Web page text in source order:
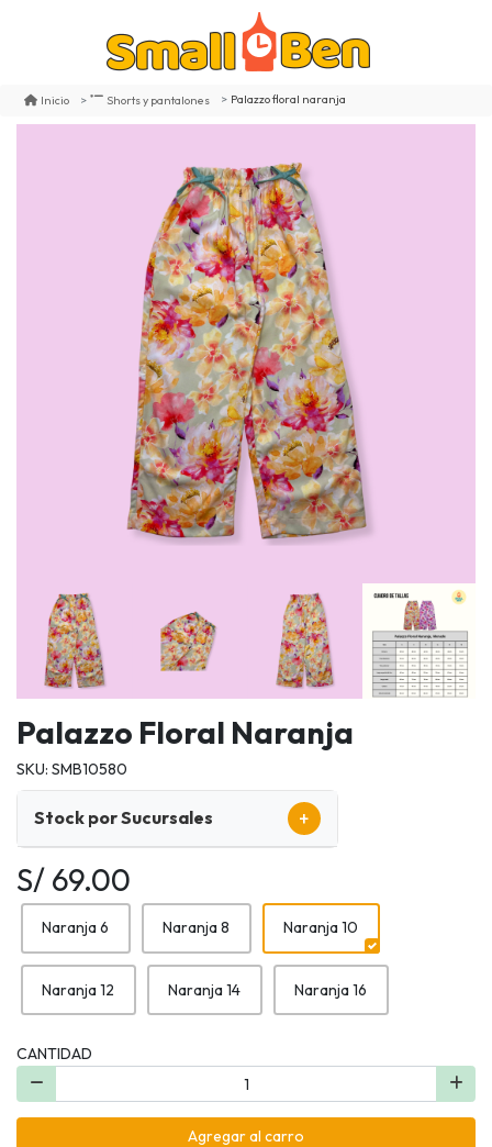
Inicio Shorts y pantalones Palazzo floral naranja
Palazzo Floral Naranja
SKU: SMB10580
Stock por Sucursales +
S/ 69.00
Naranja 6 Naranja 8 Naranja 10
Naranja 12 Naranja 14 Naranja 16
CANTIDAD
Agregar al carro